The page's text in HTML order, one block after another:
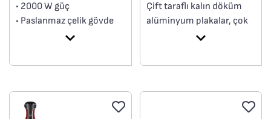
• 2000 W güç
• Paslanmaz çelik gövde
• Zaman ayarlayıcı
döküm plakalar
Çift taraflı kalın döküm
alüminyum plakalar, çok
yönlü kullanım imkanı